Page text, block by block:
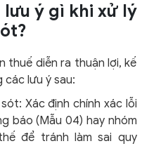
lưu ý gì khi xử lý
thuế diễn ra thuận lợi, kế
các lưu ý sau:
Xác định chính xác lỗi
báo (Mẫu 04) hay nhóm
để tránh làm sai quy